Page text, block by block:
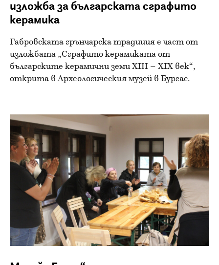
изложба за българската сграфито
керамика
Габровската грънчарска традиция е част от
изложбата „Сграфито керамиката от
българските керамични земи XIII – XIX век“,
открита в Археологическия музей в Бургас.